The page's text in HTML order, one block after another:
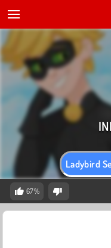
Ladybird
67%